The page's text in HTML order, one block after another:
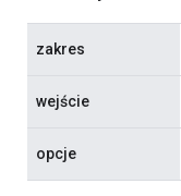
zakres
wejście
opcje